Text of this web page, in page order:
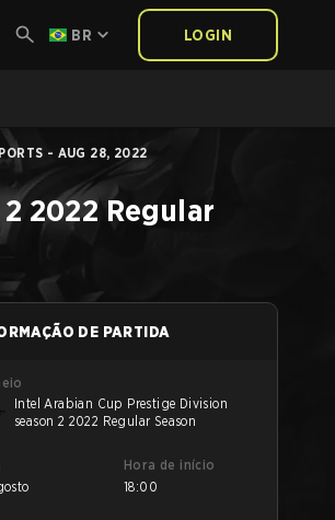
BR LOGIN
- AUG 28, 2022
2022 Regular
DE PARTIDA
Intel Arabian Cup Prestige Division
season 2 2022 Regular Season
Hora de início
18:00